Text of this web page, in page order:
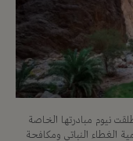
نيوم مبادرتها الخاصة
الغطاء النباتي ومكافحة